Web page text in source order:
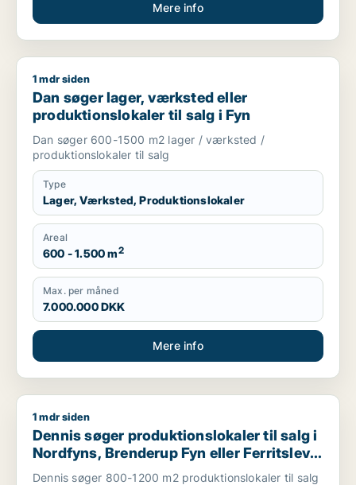
Mere info
Dan søger lager, værksted eller produktionslokaler til salg i
1 mdr siden
Dan søger lager, værksted eller
produktionslokaler til salg i Fyn
Dan søger 600-1500 m2 lager / værksted /
produktionslokaler til salg
Type
Lager, Værksted, Produktionslokaler
Areal
600 - 1.500 m2
Max. per måned
7.000.000 DKK
Mere info
Dennis søger produktionslokaler til salg i Nordfyns,
1 mdr siden
Dennis søger produktionslokaler til salg i
Nordfyns, Brenderup Fyn eller Ferritslev
Fyn m.fl.
Dennis søger 800-1200 m2 produktionslokaler til salg